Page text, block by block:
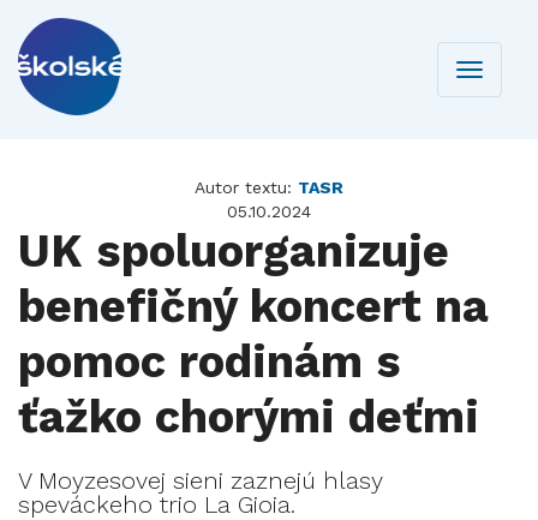
Toggle
Autor textu: TASR
05.10.2024
UK spoluorganizuje
benefičný koncert na
pomoc rodinám s
ťažko chorými deťmi
V Moyzesovej sieni zaznejú hlasy
speváckeho trio La Gioia.